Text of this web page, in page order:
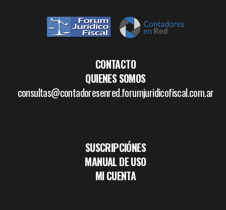
CONTACTO
QUIENES SOMOS
consultas@contadoresenred.forumjuridicofiscal.com.ar
SUSCRIPCIÓNES
MANUAL DE USO
MI CUENTA